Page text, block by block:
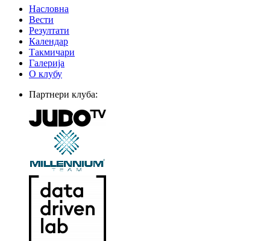
Насловна
Вести
Резултати
Календар
Такмичари
Галерија
О клубу
Партнери клуба: